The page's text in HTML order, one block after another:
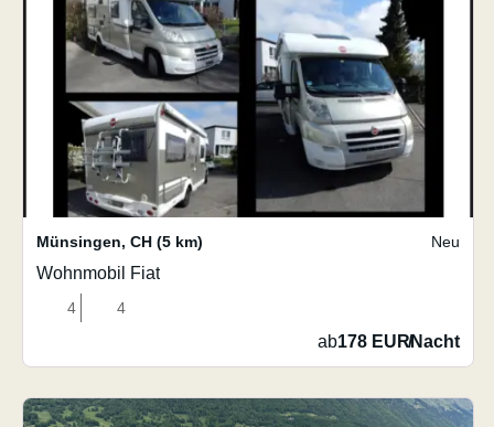
Münsingen, CH (5 km) Neu
Wohnmobil Fiat
4 4
ab178 EUR/Nacht